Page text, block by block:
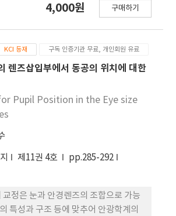
절력은 근시안의 근시를 증가시키고 원
근시일 때의 굴절력 변화가 많은 것으
500Lux, 800Lux, 1,000Lux에서
좌안의 평균 구면 굴절력 변화
에서 S+0.08±0.24D, 우안의 평균
화는 500~800 Lux에서 C+0.02D, 좌
주 굴절력 변화는 500~800Lux에서
화를 보였다. 또한, 조도에 따른 동공의
서는 5.75㎜, 800Lux에서는 4.01㎜,
는 3.64㎜로 나타났다. 결론: 조도에 따
변화는 유의한 차이는 보이지 않았지
의 일부구간에서 구면 및 원주굴절력이
경향을 보이는 것으로 나타났다. 또한,
화는 500Lux부터 동공의 크기가 통계
4,000원 구매하기
KCI 등재 구독 인증기관 무료, 개인회원 유료
렌즈삽입부에서 동공의 위치에 대한
Pupil Position in the Eye size
제11권 4호
pp.285-292
교정은 눈과 안경렌즈의 조합으로 가능
특성과 구조 등에 맞추어 안광학계의